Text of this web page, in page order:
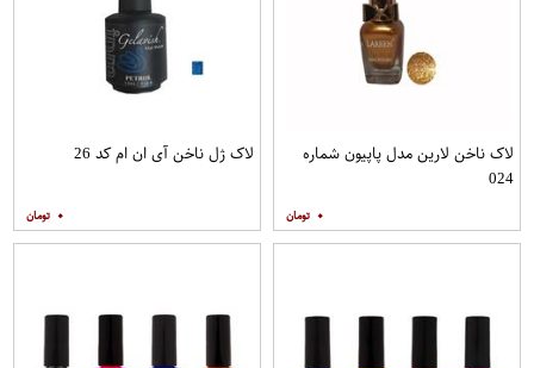
لاک ناخن لارین مدل پاپیون شماره
024
۰
لاک ژل ناخن آی ان ام کد 26
۰